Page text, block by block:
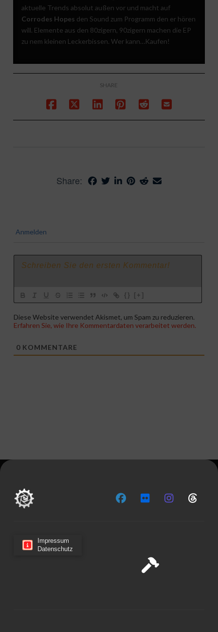
Cookie-Zustimmung verwalten
aktuelle Trends absolut außen vor und macht auf
Corrodes Hopes den Sound zum Programm den er hören
will. Elemente aus den 80zigern, 90zigern machen die EP
zu nem kleinen Leckerbissen. Wer kann…Kaufen!
SHARE
Share:
Anmelden
{} [+]
Diese Website verwendet Akismet, um Spam zu reduzieren.
Erfahren Sie, wie Ihre Kommentardaten verarbeitet werden.
0KOMMENTARE
Impressum
Datenschutz